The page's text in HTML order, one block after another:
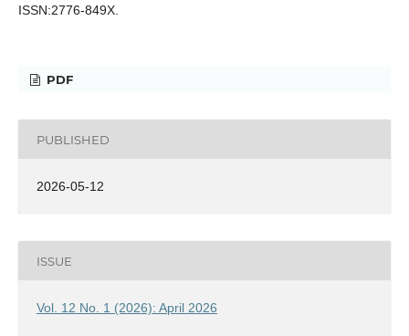
ISSN:2776-849X.
PDF
PUBLISHED
2026-05-12
ISSUE
Vol. 12 No. 1 (2026): April 2026